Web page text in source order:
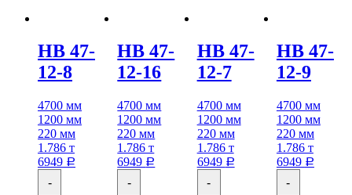
НВ 47-
12-8
4700 мм
1200 мм
220 мм
1.786 т
6949 Р
-
НВ 47-
12-16
4700 мм
1200 мм
220 мм
1.786 т
6949 Р
-
НВ 47-
12-7
4700 мм
1200 мм
220 мм
1.786 т
6949 Р
-
НВ 47-
12-9
4700 мм
1200 мм
220 мм
1.786 т
6949 Р
-